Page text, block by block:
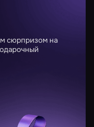
сюрпризом на